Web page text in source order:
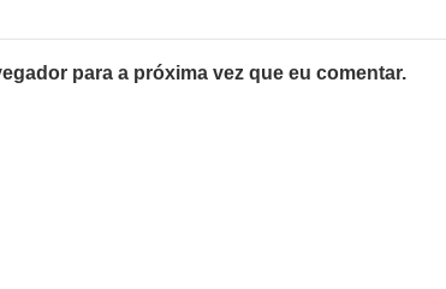
para a próxima vez que eu comentar.